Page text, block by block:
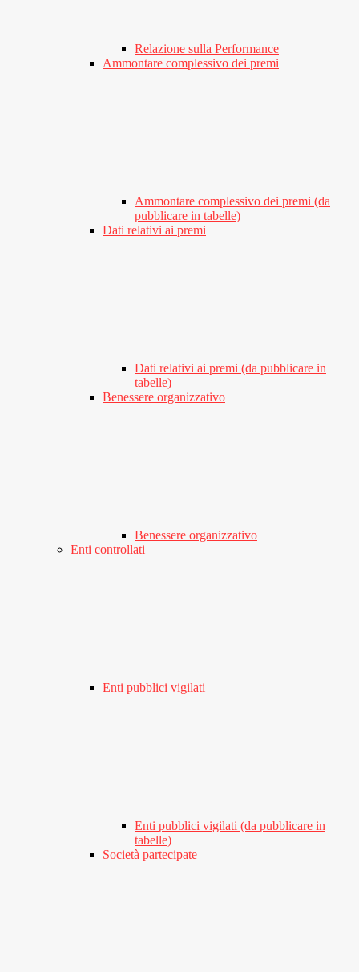
Relazione sulla Performance
Ammontare complessivo dei premi
Ammontare complessivo dei premi (da
pubblicare in tabelle)
Dati relativi ai premi
Dati relativi ai premi (da pubblicare in
tabelle)
Benessere organizzativo
Benessere organizzativo
Enti controllati
Enti pubblici vigilati
Enti pubblici vigilati (da pubblicare in
tabelle)
Società partecipate